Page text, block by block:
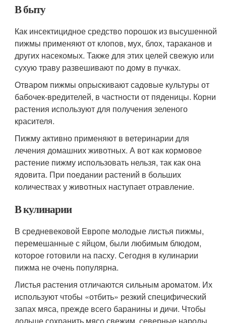
В быту
Как инсектицидное средство порошок из высушенной
пижмы применяют от клопов, мух, блох, тараканов и
других насекомых. Также для этих целей свежую или
сухую траву развешивают по дому в пучках.
Отваром пижмы опрыскивают садовые культуры от
бабочек-вредителей, в частности от пяденицы. Корни
растения используют для получения зеленого
красителя.
Пижму активно применяют в ветеринарии для
лечения домашних животных. А вот как кормовое
растение пижму использовать нельзя, так как она
ядовита. При поедании растений в больших
количествах у животных наступает отравление.
В кулинарии
В средневековой Европе молодые листья пижмы,
перемешанные с яйцом, были любимым блюдом,
которое готовили на пасху. Сегодня в кулинарии
пижма не очень популярна.
Листья растения отличаются сильным ароматом. Их
используют чтобы «отбить» резкий специфический
запах мяса, прежде всего баранины и дичи. Чтобы